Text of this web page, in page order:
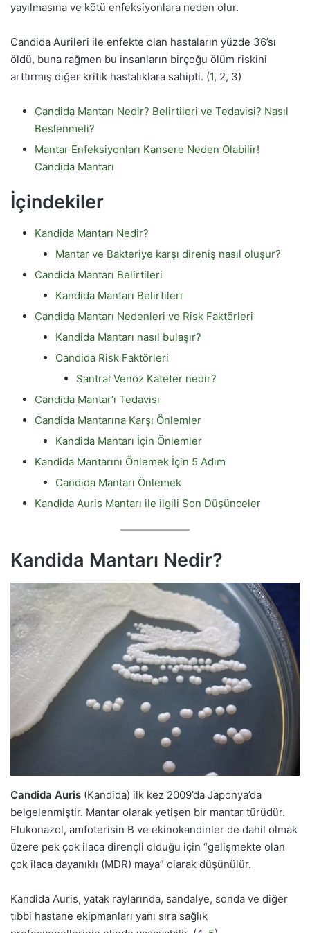
yayılmasına ve kötü enfeksiyonlara neden olur.
Candida Aurileri ile enfekte olan hastaların yüzde 36’sı
öldü, buna rağmen bu insanların birçoğu ölüm riskini
arttırmış diğer kritik hastalıklara sahipti. (1, 2, 3)
Candida Mantarı Nedir? Belirtileri ve Tedavisi? Nasıl
Beslenmeli?
Mantar Enfeksiyonları Kansere Neden Olabilir!
Candida Mantarı
İçindekiler
Kandida Mantarı Nedir?
Mantar ve Bakteriye karşı direniş nasıl oluşur?
Candida Mantarı Belirtileri
Kandida Mantarı Belirtileri
Candida Mantarı Nedenleri ve Risk Faktörleri
Kandida Mantarı nasıl bulaşır?
Candida Risk Faktörleri
Santral Venöz Kateter nedir?
Candida Mantar’ı Tedavisi
Candida Mantarına Karşı Önlemler
Kandida Mantarı İçin Önlemler
Kandida Mantarını Önlemek İçin 5 Adım
Candida Mantarı Önlemek
Kandida Auris Mantarı ile ilgili Son Düşünceler
Kandida Mantarı Nedir?
Candida Auris (Kandida) ilk kez 2009’da Japonya’da
belgelenmiştir. Mantar olarak yetişen bir mantar türüdür.
Flukonazol, amfoterisin B ve ekinokandinler de dahil olmak
üzere pek çok ilaca dirençli olduğu için “gelişmekte olan
çok ilaca dayanıklı (MDR) maya” olarak düşünülür.
Kandida Auris, yatak raylarında, sandalye, sonda ve diğer
tıbbi hastane ekipmanları yanı sıra sağlık